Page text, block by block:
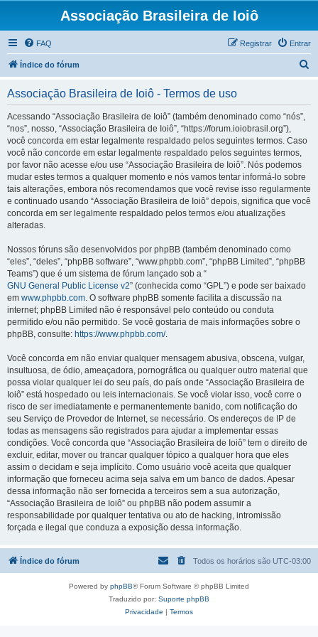
Associação Brasileira de Ioiô
FAQ Entrar
Registrar
Índice do fórum
Associação Brasileira de Ioiô - Termos de uso
Acessando “Associação Brasileira de Ioiô” (também denominado como “nós”,
“nos”, nosso, “Associação Brasileira de Ioiô”, “https://forum.ioiobrasil.org”),
você concorda em estar legalmente respaldado pelos seguintes termos. Caso
você não concorde em estar legalmente respaldado pelos seguintes termos,
por favor não acesse e/ou use “Associação Brasileira de Ioiô”. Nós podemos
mudar estes termos a qualquer momento e nós vamos tentar informá-lo sobre
tais alterações, embora nós recomendamos que você revise isso regularmente
e continuado usando “Associação Brasileira de Ioiô” depois, significa que você
concorda em ser legalmente respaldado pelos termos e/ou atualizações
alteradas.
Nossos fóruns são desenvolvidos por phpBB (também denominado como
“eles”, “deles”, “phpBB software”, “www.phpbb.com”, “phpBB Limited”, “phpBB
Teams”) que é um sistema de fórum lançado sob a “
GNU General Public License v2” (conhecida como “GPL”) e pode ser baixado
em www.phpbb.com. O software phpBB somente facilita a discussão na
internet; phpBB Limited não é responsável pelo conteúdo ou conduta
permitido e/ou não permitido. Se você gostaria de mais informações sobre o
phpBB, consulte: https://www.phpbb.com/.
Você concorda em não enviar qualquer mensagem abusiva, obscena, vulgar,
insultuosa, de ódio, ameaçadora, pornográfica ou qualquer outro material que
possa violar qualquer lei do seu país, do país onde “Associação Brasileira de
Ioiô” está hospedado ou leis internacionais. Se você violar isso, você corre o
risco de ser imediatamente e permanentemente banido, com notificação do
seu Serviço de Provedor de Internet, se necessário. Os endereços de IP de
todas as mensagens são registrados para ajudar a implementar essas
condições. Você concorda que “Associação Brasileira de Ioiô” tem o direito de
excluir, editar, mover ou trancar qualquer tópico a qualquer hora que eles
assim o decidam e seja implícito. Como usuário você aceita que qualquer
informação que forneceu acima seja salva em um banco de dados. Apesar
dessa informação não ser fornecida a terceiros sem a sua autorização,
“Associação Brasileira de Ioiô” ou phpBB não podem assumir a
responsabilidade por qualquer tentativa ou ato de hacking, intromissão
forçada e ilegal que conduza a exposição dessa informação.
Índice do fórum Todos os horários são UTC-03:00
Powered by phpBB® Forum Software © phpBB Limited
Traduzido por: Suporte phpBB
Privacidade | Termos